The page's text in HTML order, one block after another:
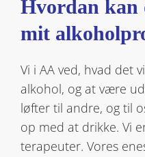
Hvordan kan
mit
Vi i AA ved, hvad det
alkohol, og at være
løfter til andre, og til
op med at drikke. Vi
terapeuter. Vores